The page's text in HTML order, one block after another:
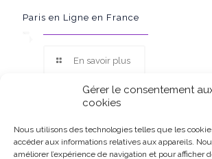
Gérer le consentement
cookies
Nous utilisons des technologies telles que les
accéder aux informations relatives aux appareils.
améliorer l’expérience de navigation et pour afficher
Paris en Ligne en France
En savoir plus
Ce site participe au Programme Partenaires